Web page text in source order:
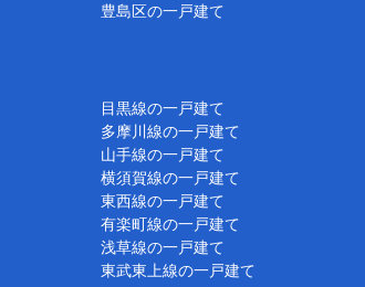
豊島区の一戸建て
目黒線の一戸建て
多摩川線の一戸建て
山手線の一戸建て
横須賀線の一戸建て
東西線の一戸建て
有楽町線の一戸建て
浅草線の一戸建て
東武東上線の一戸建て